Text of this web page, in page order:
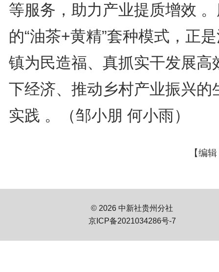
等服务，助力产业提质增效
的“油茶+黄精”套种模式，正
镇为民造福、真抓实干发展高
下经济、推动乡村产业振兴的
实践 。（邹小朋 何小雨）
【编
© 2026 中新社贵州分社
京ICP备2021034286号-7